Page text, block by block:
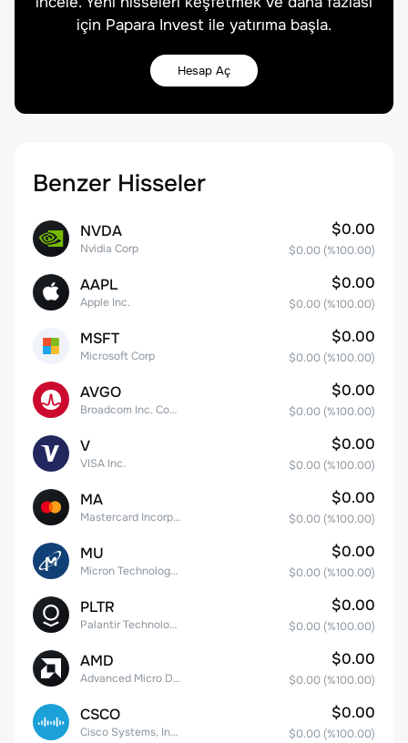
için Papara Invest ile yatırıma başla.
Hesap Aç
Benzer Hisseler
NVDA
Nvidia Corp
$0.00
$0.00 (%100.00)
AAPL
Apple Inc.
$0.00
$0.00 (%100.00)
MSFT
Microsoft Corp
$0.00
$0.00 (%100.00)
AVGO
Broadcom Inc. Common Stock
$0.00
$0.00 (%100.00)
V
VISA Inc.
$0.00
$0.00 (%100.00)
MA
Mastercard Incorporated
$0.00
$0.00 (%100.00)
MU
Micron Technology, Inc.
$0.00
$0.00 (%100.00)
PLTR
Palantir Technologies Inc. Class A Common Stock
$0.00
$0.00 (%100.00)
AMD
Advanced Micro Devices
$0.00
$0.00 (%100.00)
CSCO
Cisco Systems, Inc. Common Stock (DE)
$0.00
$0.00 (%100.00)